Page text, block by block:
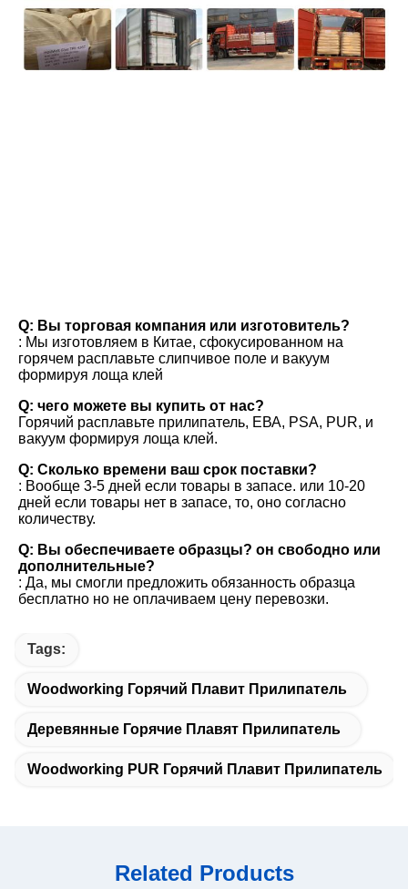
Q: Вы торговая компания или изготовитель?
: Мы изготовляем в Китае, сфокусированном на
горячем расплавьте слипчивое поле и вакуум
формируя лоща клей
Q: чего можете вы купить от нас?
Горячий расплавьте прилипатель, ЕВА, PSA, PUR, и
вакуум формируя лоща клей.
Q: Сколько времени ваш срок поставки?
: Вообще 3-5 дней если товары в запасе. или 10-20
дней если товары нет в запасе, то, оно согласно
количеству.
Q: Вы обеспечиваете образцы? он свободно или
дополнительные?
: Да, мы смогли предложить обязанность образца
бесплатно но не оплачиваем цену перевозки.
Tags:
Woodworking Горячий Плавит Прилипатель
Деревянные Горячие Плавят Прилипатель
Woodworking PUR Горячий Плавит Прилипатель
Related Products